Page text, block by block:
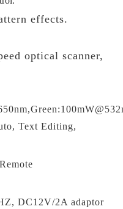
effects.
optical scanner,
Text Editing,
DC12V/2A adaptor